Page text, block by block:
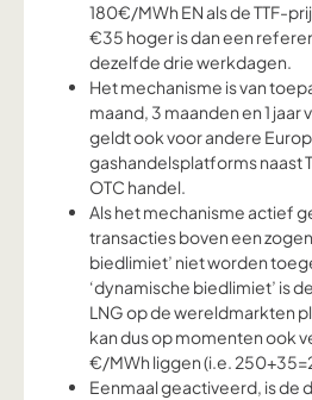
180€/MWh EN als de TTF-
€35 hoger is dan een
dezelfde drie werkdagen.
Het mechanisme is van
maand, 3 maanden en 1
geldt ook voor andere
gashandelsplatforms naast
OTC handel.
Als het mechanisme actief
transacties boven een
biedlimiet’ niet worden
‘dynamische biedlimiet’ is
LNG op de wereldmarkten
kan dus op momenten ook
€/MWh liggen (i.e.
Eenmaal geactiveerd, is de